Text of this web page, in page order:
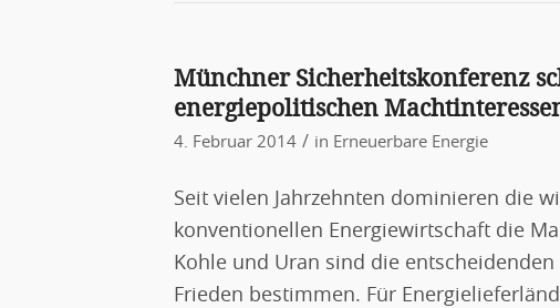
Münchner Sicherheitskonferenz
energiepolitischen
4. Februar 2014 / in Erneuerbare Energie
Seit vielen Jahrzehnten dominieren die
konventionellen Energiewirtschaft die
Kohle und Uran sind die
Frieden bestimmen. Für